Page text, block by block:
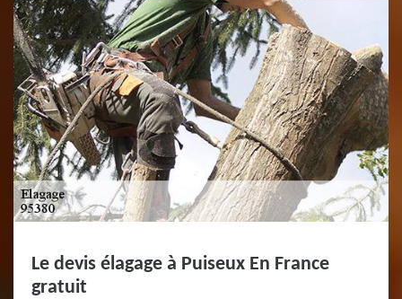
Le devis élagage à Puiseux En France
gratuit